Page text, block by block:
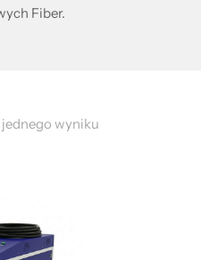
Fiber.
wyniku